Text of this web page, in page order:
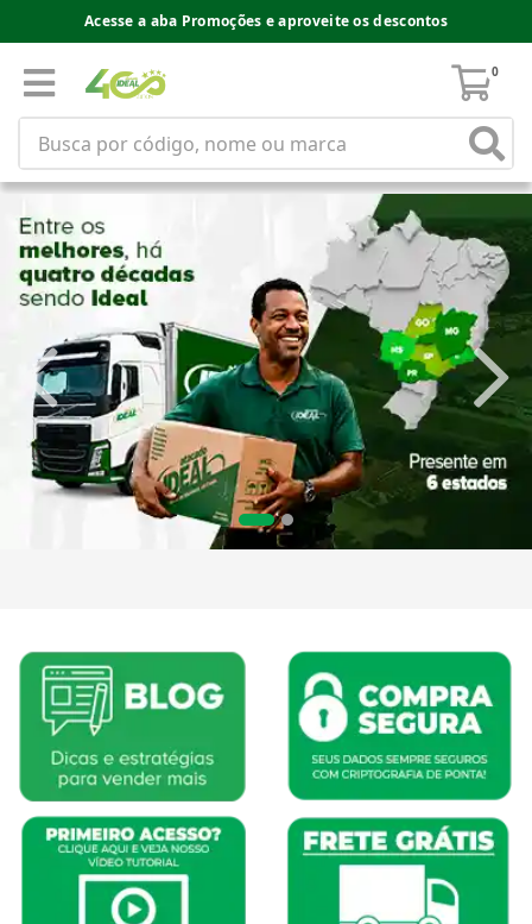
Acesse a aba Promoções e aproveite os descontos
0